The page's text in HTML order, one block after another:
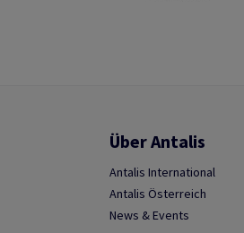
Über Antalis
Antalis International
Antalis Österreich
News & Events